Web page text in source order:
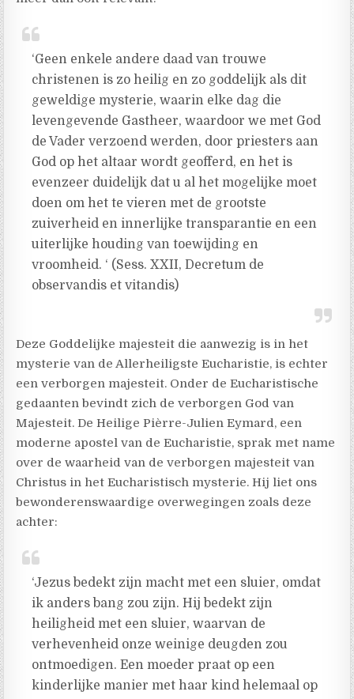
‘Geen enkele andere daad van trouwe
christenen is zo heilig en zo goddelijk als dit
geweldige mysterie, waarin elke dag die
levengevende Gastheer, waardoor we met God
de Vader verzoend werden, door priesters aan
God op het altaar wordt geofferd, en het is
evenzeer duidelijk dat u al het mogelijke moet
doen om het te vieren met de grootste
zuiverheid en innerlijke transparantie en een
uiterlijke houding van toewijding en
vroomheid. ‘ (Sess. XXII, Decretum de
observandis et vitandis)
Deze Goddelijke majesteit die aanwezig is in het
mysterie van de Allerheiligste Eucharistie, is echter
een verborgen majesteit. Onder de Eucharistische
gedaanten bevindt zich de verborgen God van
Majesteit. De Heilige Pièrre-Julien Eymard, een
moderne apostel van de Eucharistie, sprak met name
over de waarheid van de verborgen majesteit van
Christus in het Eucharistisch mysterie. Hij liet ons
bewonderenswaardige overwegingen zoals deze
achter:
‘Jezus bedekt zijn macht met een sluier, omdat
ik anders bang zou zijn. Hij bedekt zijn
heiligheid met een sluier, waarvan de
verhevenheid onze weinige deugden zou
ontmoedigen. Een moeder praat op een
kinderlijke manier met haar kind helemaal op